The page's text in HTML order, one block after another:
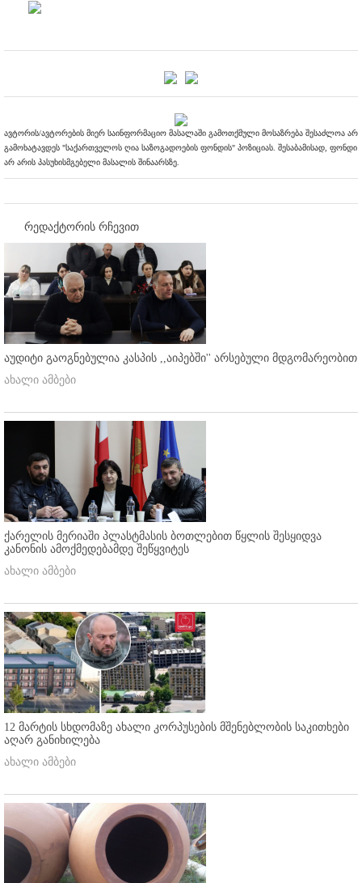
ავტორის/ავტორების მიერ საინფორმაციო მასალაში გამოთქმული მოსაზრება შესაძლოა არ
გამოხატავდეს "საქართველოს ღია საზოგადოების ფონდის" პოზიციას. შესაბამისად, ფონდი
არ არის პასუხისმგებელი მასალის შინაარსზე.
რედაქტორის რჩევით
აუდიტი გაოგნებულია კასპის ,,აიპებში'' არსებული მდგომარეობით
ახალი ამბები
ქარელის მერიაში პლასტმასის ბოთლებით წყლის შესყიდვა
კანონის ამოქმედებამდე შეწყვიტეს
ახალი ამბები
12 მარტის სხდომაზე ახალი კორპუსების მშენებლობის საკითხები
აღარ განიხილება
ახალი ამბები